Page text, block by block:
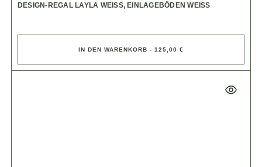
DESIGN-REGAL LAYLA WEISS, EINLAGEBÖDEN WEISS
IN DEN WARENKORB - 125,00 €